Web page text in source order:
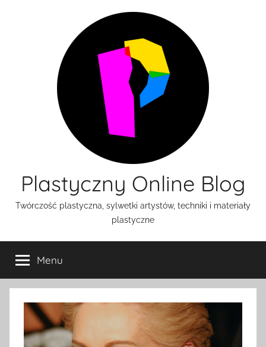
Plastyczny Online Blog
Twórczość plastyczna, sylwetki artystów, techniki i materiały
plastyczne
Menu